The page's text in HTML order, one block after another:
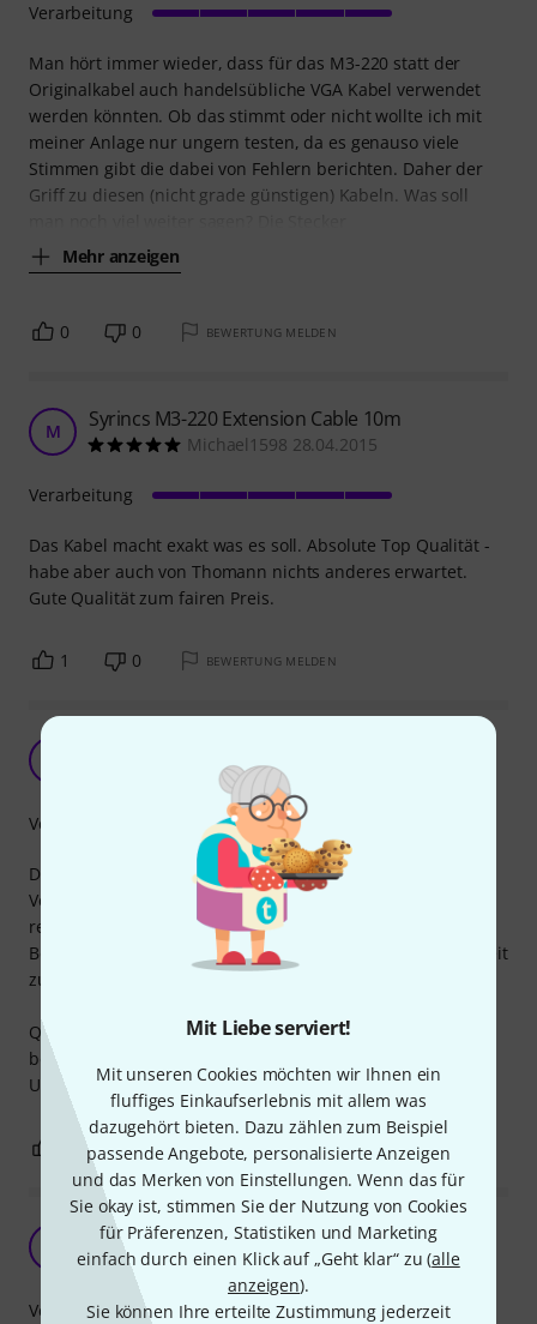
Mit Liebe serviert!
Mit unseren Cookies möchten wir Ihnen ein
fluffiges Einkaufserlebnis mit allem was
dazugehört bieten. Dazu zählen zum Beispiel
passende Angebote, personalisierte Anzeigen
und das Merken von Einstellungen. Wenn das für
Sie okay ist, stimmen Sie der Nutzung von Cookies
für Präferenzen, Statistiken und Marketing
einfach durch einen Klick auf „Geht klar“ zu (alle
anzeigen).
Sie können Ihre erteilte Zustimmung jederzeit
Man hört immer wieder, dass für das M3-220 statt der
Originalkabel auch handelsübliche VGA Kabel verwendet
werden könnten. Ob das stimmt oder nicht wollte ich mit
meiner Anlage nur ungern testen, da es genauso viele
Stimmen gibt die dabei von Fehlern berichten. Daher der
Griff zu diesen (nicht grade günstigen) Kabeln. Was soll
Mehr anzeigen
Verarbeitung
0 0 BEWERTUNG MELDEN
M Syrincs M3-220 Extension Cable 10m
Michael1598 28.04.2015
Das Kabel macht exakt was es soll. Absolute Top Qualität -
habe aber auch von Thomann nichts anderes erwartet.
Gute Qualität zum fairen Preis.
Verarbeitung
1 0 BEWERTUNG MELDEN
MaTo Sounds 28.08.2019
Da ich die Syrincs viel auf Tour benutze sind die Standard
Verbindungskabel zu den Top Monitoren vom Werk aus
recht kurz gewählt.
Bei der 10m Ausführung hat man endlich genügend Freiheit
zur Positionierung der Top Monitore.
Qualtitativ sind diese genau so gut wie die werksseitig
beigelegten Kabeln, zumindest ist mir noch keine
Unterschied aufgefallen.
Verarbeitung
0 BEWERTUNG MELDEN
Tut zuverlässig was es soll
PA-Fritze 05.10.2020
Verarbeitung